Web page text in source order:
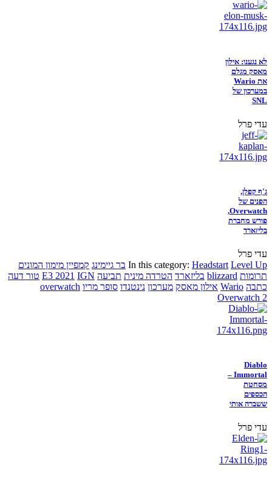
לא נגענו: אילון
מאסק מגלם
את Wario
במערכון של
SNL
עדי פרל
ג'ף קפלן,
הפנים של
Overwatch,
פורש מחברת
בליזארד
עדי פרל
In this category: Headstart Level Up בר גיימינג קמפיין מימון המונים
תרומות blizzard בליזארד הטרדה מינית תביעה E3 2021 IGN
טור דעה
כתבה Wario אילון מאסק מערכון נינטנדו סופר מריו overwatch
Overwatch 2
Diablo
Immortal –
מסחטת
הכספים
ששברה אותי
עדי פרל